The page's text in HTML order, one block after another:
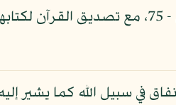
قوله: - حكاية عنهم - «ليس علينا في الأميين
في سبيل الله كما يشير